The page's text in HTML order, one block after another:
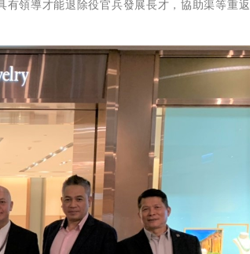
領導才能退除役官兵發展長才，協助渠等重返